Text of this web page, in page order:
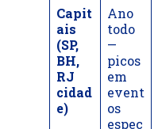
Capit
ais
(SP,
BH,
RJ
cidad
e)
Ano
todo
—
picos
em
event
os
espec